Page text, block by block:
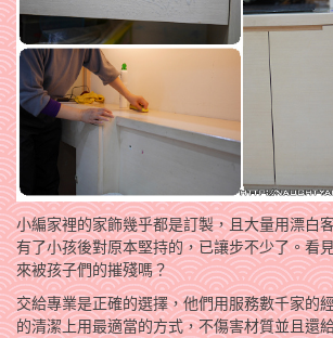
小編家裡的家飾幾乎都是訂製，且大量用漂白
有了小孩後對原本堅持的，已讓步不少了。看
來被孩子們的摧殘嗎？
交給專業是正確的選擇，他們用服務數千家的
的清潔上用最適當的方式，不傷害材質並且還